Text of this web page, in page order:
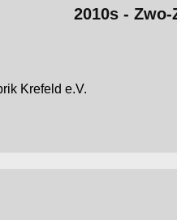
2010s -
Krefeld e.V.